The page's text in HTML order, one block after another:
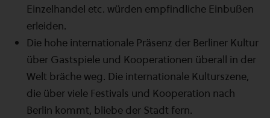
Einzelhandel etc. würden empfindliche Einbußen
erleiden.
Die hohe internationale Präsenz der Berliner Kultur
über Gastspiele und Kooperationen überall in der
Welt bräche weg. Die internationale Kulturszene,
die über viele Festivals und Kooperation nach
Berlin kommt, bliebe der Stadt fern.